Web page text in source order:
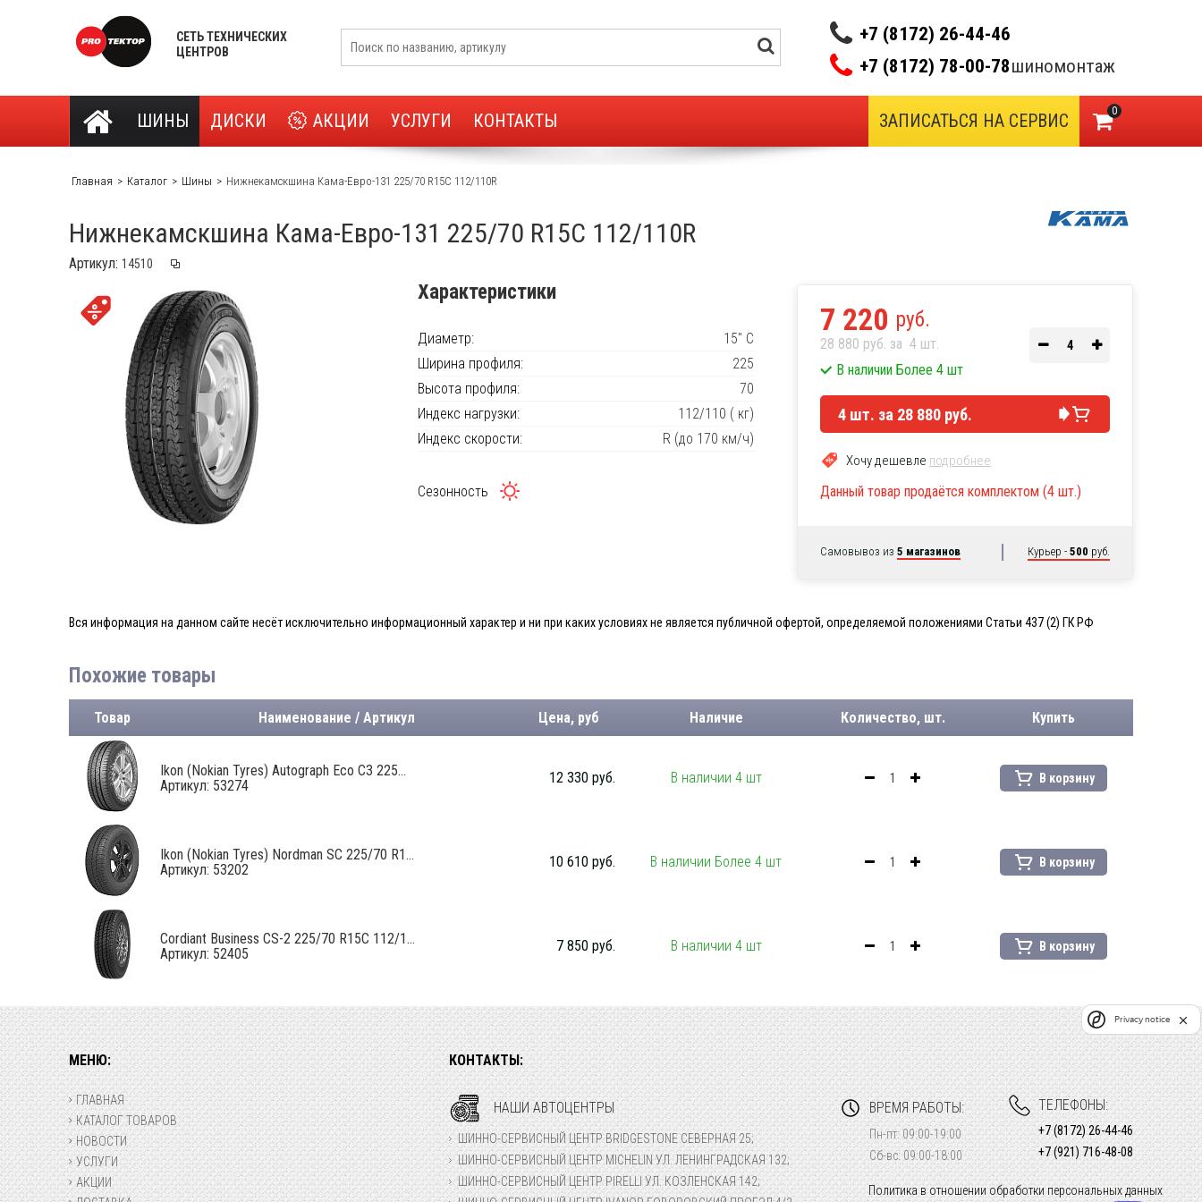
СЕТЬ ТЕХНИЧЕСКИХ
ЦЕНТРОВ
+7 (8172) 26-44-46
+7 (8172) 78-00-78шиномонтаж
ШИНЫ ДИСКИ АКЦИИ УСЛУГИ КОНТАКТЫ 0
ЗАПИСАТЬСЯ НА СЕРВИС
Главная Каталог Шины Нижнекамскшина Кама-Евро-131 225/70 R15C 112/110R
Нижнекамскшина Кама-Евро-131 225/70 R15C 112/110R
Артикул:
Характеристики
Диаметр:
15" C
Ширина профиля:
225
Высота профиля:
70
Индекс нагрузки:
112/110 ( кг)
Индекс скорости:
R (до 170 км/ч)
Сезонность
7 220 руб.
28 880 руб. за 4 шт.
В наличии Более 4 шт
4 шт. за 28 880 руб.
Хочу дешевле подробнее
Данный товар продаётся комплектом (4 шт.)
Самовывоз из 5 магазинов Курьер - 500 руб.
Вся информация на данном сайте несёт исключительно информационный характер и ни при каких условиях не является публичной офертой, определяемой положениями Статьи 437 (2) ГК РФ
Похожие товары
Товар Наименование / Артикул Цена, руб Наличие Количество, шт. Купить
Ikon (Nokian Tyres) Autograph Eco C3 225...
Артикул: 53274
12 330 руб. В наличии 4 шт В корзину
Ikon (Nokian Tyres) Nordman SC 225/70 R1...
Артикул: 53202
10 610 руб. В наличии Более 4 шт В корзину
Cordiant Business CS-2 225/70 R15C 112/1...
Артикул: 52405
7 850 руб. В наличии 4 шт В корзину
МЕНЮ:
ГЛАВНАЯ
КАТАЛОГ ТОВАРОВ
НОВОСТИ
УСЛУГИ
АКЦИИ
КОНТАКТЫ:
НАШИ АВТОЦЕНТРЫ
ШИННО-СЕРВИСНЫЙ ЦЕНТР BRIDGESTONE СЕВЕРНАЯ 25;
ШИННО-СЕРВИСНЫЙ ЦЕНТР MICHELIN УЛ. ЛЕНИНГРАДСКАЯ 132;
ШИННО-СЕРВИСНЫЙ ЦЕНТР PIRELLI УЛ. КОЗЛЕНСКАЯ 142;
ВРЕМЯ РАБОТЫ:
Пн-пт: 09:00-19:00
Сб-вс: 09:00-18:00
Политика в отношении обработки персональных данных
ТЕЛЕФОНЫ:
+7 (8172) 26-44-46
+7 (921) 716-48-08
Privacy notice